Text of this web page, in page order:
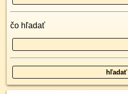
čo hľadať